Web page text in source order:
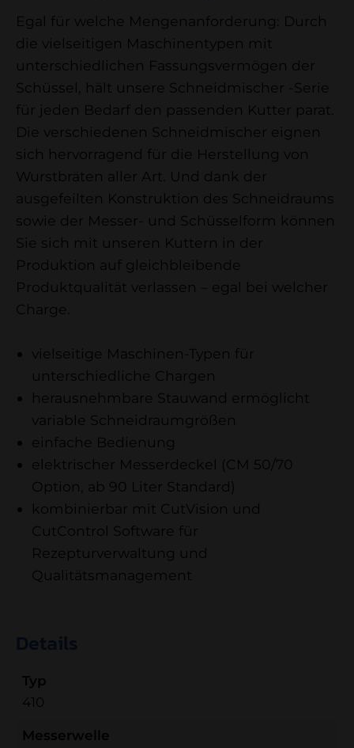
Egal für welche Mengenanforderung: Durch
die vielseitigen Maschinentypen mit
unterschiedlichen Fassungsvermögen der
Schüssel, hält unsere Schneidmischer -Serie
für jeden Bedarf den passenden Kutter parat.
Die verschiedenen Schneidmischer eignen
sich hervorragend für die Herstellung von
Wurstbräten aller Art. Und dank der
ausgefeilten Konstruktion des Schneidraums
sowie der Messer- und Schüsselform können
Sie sich mit unseren Kuttern in der
Produktion auf gleichbleibende
Produktqualität verlassen – egal bei welcher
Charge.
vielseitige Maschinen-Typen für
unterschiedliche Chargen
herausnehmbare Stauwand ermöglicht
variable Schneidraumgrößen
einfache Bedienung
elektrischer Messerdeckel (CM 50/70
Option, ab 90 Liter Standard)
kombinierbar mit CutVision und
CutControl Software für
Rezepturverwaltung und
Qualitätsmanagement
Typ
410
Messerwelle